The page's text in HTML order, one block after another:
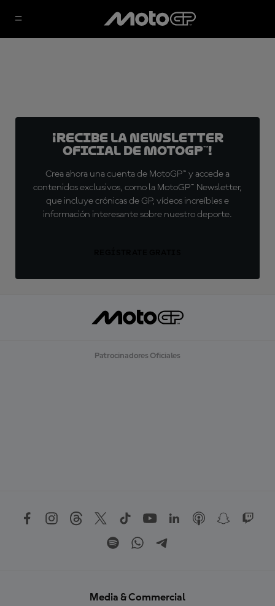
¡Recibe la Newsletter
oficial de MotoGP™!
Crea ahora una cuenta de MotoGP™ y accede a
contenidos exclusivos, como la MotoGP™ Newsletter,
que incluye crónicas de GP, vídeos increíbles e
información interesante sobre nuestro deporte.
Patrocinadores Oficiales
Media & Commercial